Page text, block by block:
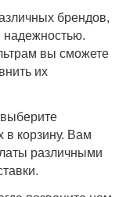
брендов,
надежностью.
вы сможете
их
в корзину. Вам
различными